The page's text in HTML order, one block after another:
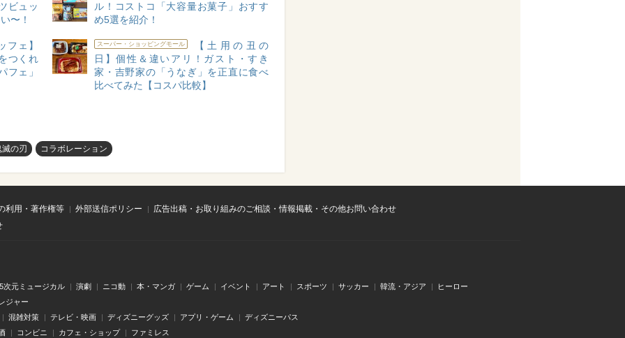
ビュッ
〜！
ル！コストコ「大容量お菓子」おすす
め5選を紹介！
フェ】
つくれ
フェ」
スーパー・ショッピングモール
【土用の丑の
日】個性＆違いアリ！ガスト・すき
家・吉野家の「うなぎ」を正直に食べ
比べてみた【コスパ比較】
滅の刃 コラボレーション
利用・著作権等 外部送信ポリシー
広告出稿・お取り組みのご相談・情報掲載・その他お問い合わせ
次元ミュージカル 演劇 ニコ動 本・マンガ ゲーム イベント アート スポーツ サッカー 韓流・アジア
ヒーロー
ジャー
混雑対策
テレビ・映画 ディズニーグッズ アプリ・ゲーム
ディズニーパス
コンビニ カフェ・ショップ ファミレス